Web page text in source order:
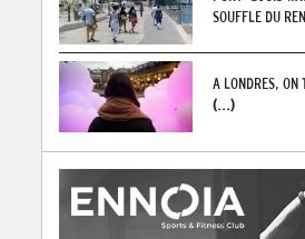
SOUFFLE DU
A LONDRES, ON
(...)